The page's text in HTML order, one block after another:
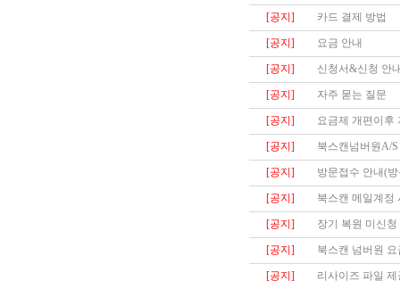
[공지] 카드 결제 방법
[공지] 요금 안내
[공지] 신청서&신청 안
[공지] 자주 묻는 질문
[공지] 요금제 개편이후
[공지] 북스캔넘버원A/
[공지] 방문접수 안내(
[공지] 북스캔 메일계정
[공지] 장기 복원 미신
[공지] 북스캔 넘버원
[공지] 리사이즈 파일